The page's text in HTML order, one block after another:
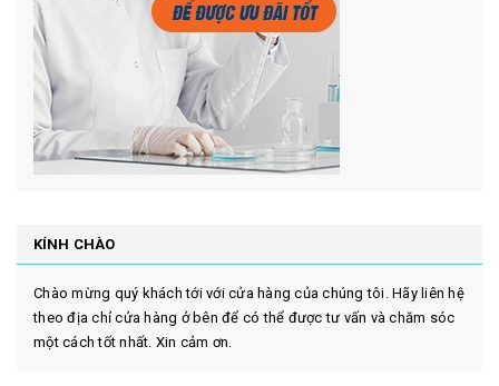
KÍNH CHÀO
Chào mừng quý khách tới với cửa hàng của chúng tôi. Hãy liên hệ
theo địa chỉ cửa hàng ở bên để có thể được tư vấn và chăm sóc
một cách tốt nhất. Xin cảm ơn.